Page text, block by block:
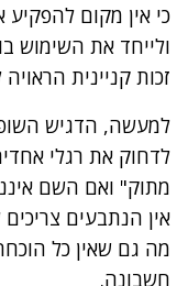
כי אין מקום
ולייחד את השימוש
זכות קניינית
למעשה, הדגיש
לדחוק את רגלי
מתוק" ואם השם
אין הנתבעים
מה גם שאין כל
חשבונה.